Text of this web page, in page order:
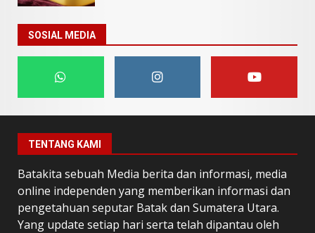
SOSIAL MEDIA
TENTANG KAMI
Batakita sebuah Media berita dan informasi, media
online independen yang memberikan informasi dan
pengetahuan seputar Batak dan Sumatera Utara.
Yang update setiap hari serta telah dipantau oleh